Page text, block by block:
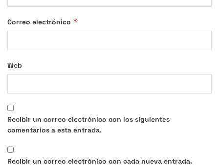
Correo electrónico *
Web
Recibir un correo electrónico con los siguientes
comentarios a esta entrada.
Recibir un correo electrónico con cada nueva entrada.